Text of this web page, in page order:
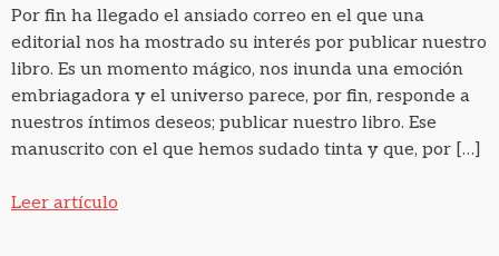
Por fin ha llegado el ansiado correo en el que una
editorial nos ha mostrado su interés por publicar nuestro
libro. Es un momento mágico, nos inunda una emoción
embriagadora y el universo parece, por fin, responde a
nuestros íntimos deseos; publicar nuestro libro. Ese
manuscrito con el que hemos sudado tinta y que, por […]
Leer artículo